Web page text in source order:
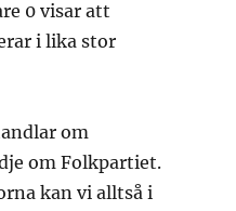
0 visar att
i lika stor
om
om Folkpartiet.
kan vi alltså i